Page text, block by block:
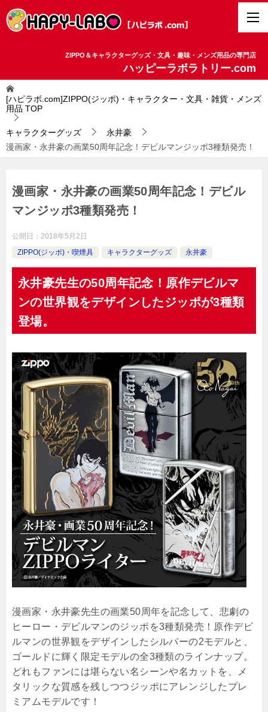
ZIPPO＆キャラクターグッズ・文具・趣味・メンズ用品の専門店
ハッピーラボラトリー.com
[ハピラボ.com]ZIPPO(ジッポ)・キャラクター・文具・雑貨・メンズ
用品 TOP
キャラクターグッズ
永井豪
漫画家・永井豪の画業50周年記念！デビルマンジッポ3種類発売！
漫画家・永井豪の画業50周年記念！デビル
マンジッポ3種類発売！
公開日： 2018年5月2日
ZIPPO(ジッポ)・喫煙具
キャラクターグッズ 永井豪
永井豪先生の50周年記念！原作デビルマ
ンの世界観をデザインしたジッポが3種類
登場。
漫画家・永井豪先生の画業50周年を記念して、悲劇の
ヒーロー・デビルマンのジッポを3種類発売！原作デビ
ルマンの世界観をデザインしたシルバーの2モデルと、
ゴールドに輝く限定モデルの全3種類のラインナップ。
どれもファンには堪らない名シーンや名カットを、メ
タリックな質感を残しつつジッポにアレンジしたプレ
ミアムモデルです！